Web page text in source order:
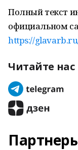
Полный текст
официальном
https://
Читайте нас